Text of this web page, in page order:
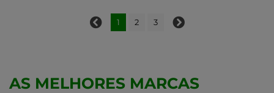
1 2 3
AS MELHORES MARCAS